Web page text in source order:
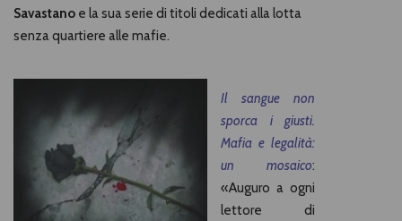
Savastano e la sua serie di titoli dedicati alla lotta
senza quartiere alle mafie.
Il sangue non
sporca i giusti.
Mafia e legalità:
un mosaico:
«Auguro a ogni
lettore di